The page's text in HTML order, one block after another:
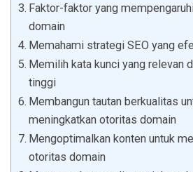
Faktor-faktor yang
domain
Memahami strategi SEO yang
Memilih kata kunci yang relevan
tinggi
Membangun tautan berkualitas
meningkatkan otoritas domain
Mengoptimalkan konten untuk
otoritas domain